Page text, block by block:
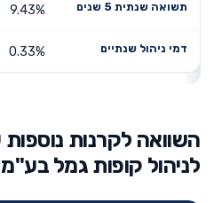
9.43%
0.33%
השוואה לקרנות
לניהול קופות גמל בע"מ